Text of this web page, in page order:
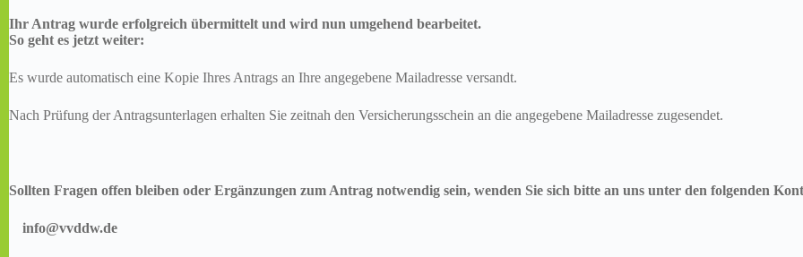
Ihr Antrag wurde erfolgreich übermittelt und wird nun umgehend bearbeitet.
So geht es jetzt weiter:
Es wurde automatisch eine Kopie Ihres Antrags an Ihre angegebene Mailadresse versandt.
Nach Prüfung der Antragsunterlagen erhalten Sie zeitnah den Versicherungsschein an die angegebene Mailadresse zugesendet.
Sollten Fragen offen bleiben oder Ergänzungen zum Antrag notwendig sein, wenden Sie sich bitte an uns unter den folgenden
info@vvddw.de